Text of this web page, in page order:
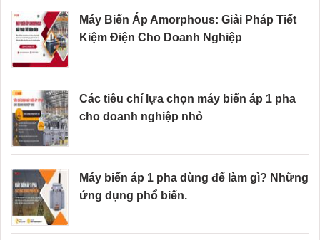
Máy Biến Áp Amorphous: Giải Pháp Tiết
Kiệm Điện Cho Doanh Nghiệp
Các tiêu chí lựa chọn máy biến áp 1 pha
cho doanh nghiệp nhỏ
Máy biến áp 1 pha dùng để làm gì? Những
ứng dụng phổ biến.